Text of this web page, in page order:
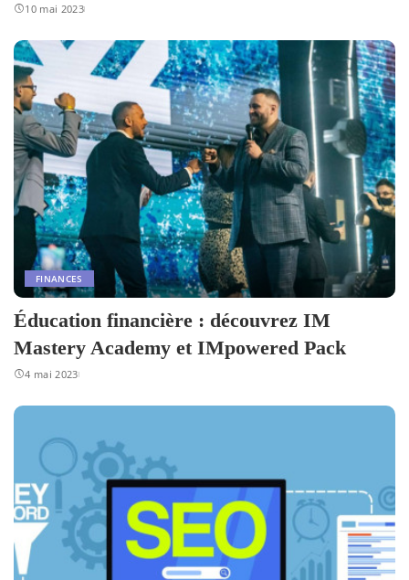
10 mai 2023
FINANCES
Éducation financière : découvrez IM
Mastery Academy et IMpowered Pack
4 mai 2023